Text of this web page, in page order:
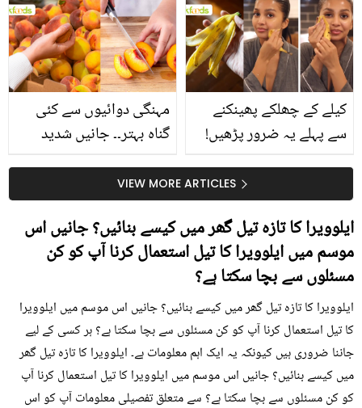
سے متعلق غلط فہمیوں کی
حقیقت کیا ہے اور افواہ
کیا؟
بتائے راز
مہنگی دوائیوں سے کئی
گناہ بہتر۔۔ جانیں شدید
کیوں کھانا چاہیے؟
کیلے کے چھلکے پھینکنے
سے پہلے یہ ضرور پڑھیں!
سستا اور قدرتی حلVIEW MORE ARTICLES
ایلوویرا کا تازہ تیل گھر میں کیسے بنائیں؟ جانیں اس
موسم میں ایلوویرا کا تیل استعمال کرنا آپ کو کن
مسئلوں سے بچا سکتا ہے؟
ایلوویرا کا تازہ تیل گھر میں کیسے بنائیں؟ جانیں اس موسم میں ایلوویرا
کا تیل استعمال کرنا آپ کو کن مسئلوں سے بچا سکتا ہے؟ ہر کسی کے لیے
جاننا ضروری ہیں کیونکہ یہ ایک اہم معلومات ہے۔ ایلوویرا کا تازہ تیل گھر
میں کیسے بنائیں؟ جانیں اس موسم میں ایلوویرا کا تیل استعمال کرنا آپ
کو کن مسئلوں سے بچا سکتا ہے؟ سے متعلق تفصیلی معلومات آپ کو اس